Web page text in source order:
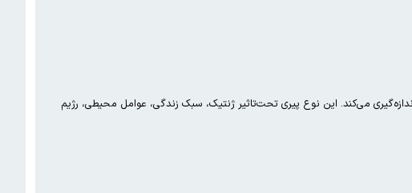
می‌کند. این نوع پیری تحت‌تاثیر ژنتیک، سبک زندگی، عوامل محیطی، رژیم